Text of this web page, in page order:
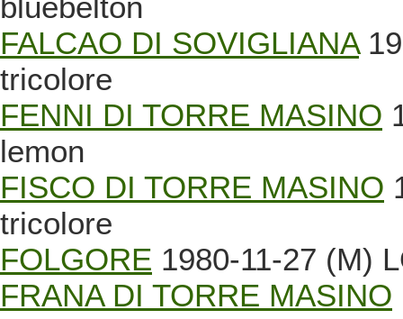
FALCAO DI SOVIGLIANA
tricolore
FENNI DI TORRE MASINO
lemon
FISCO DI TORRE MASINO
tricolore
FOLGORE 1980-11-27 (M)
FRANA DI TORRE MASINO